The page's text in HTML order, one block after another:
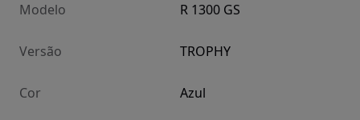
Modelo R 1300 GS
Versão TROPHY
Cor Azul